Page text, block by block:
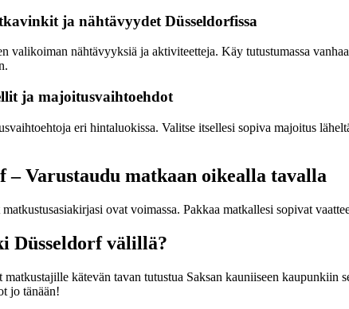
ja nähtävyydet Düsseldorfissa
valikoiman nähtävyyksiä ja aktiviteetteja. Käy tutustumassa
ja majoitusvaihtoehdot
eri hintaluokissa. Valitse itsellesi sopiva majoitus
– Varustaudu matkaan oikealla tavalla
ovat voimassa. Pakkaa matkallesi sopivat
Düsseldorf välillä?
kätevän tavan tutustua Saksan kauniiseen
jo tänään!